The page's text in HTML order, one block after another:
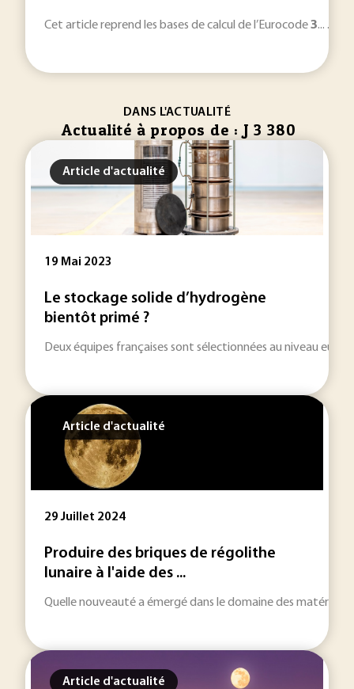
Cet article reprend les bases de calcul de l’Eurocode3... .
DANS L'ACTUALITÉ
Actualité à propos de : J 3 380
Article d'actualité
19 Mai 2023
Le stockage solide d’hydrogène
bientôt primé ?
Deux équipes françaises sont sélectionnées au niveau
Article d'actualité
29 Juillet 2024
Produire des briques de régolithe
lunaire à l'aide des ...
Quelle nouveauté a émergé dans le domaine des
Article d'actualité